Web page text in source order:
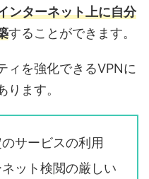
ンターネット上に自分
することができます。
ィを強化できるVPNに
ます。
サービスの利用
ット検閲の厳しい